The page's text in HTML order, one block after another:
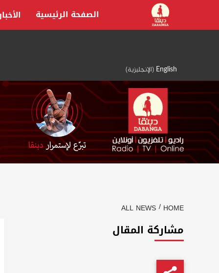
content
English
(الإنجليزية)
الصفحة الرئيسية
HOME
ALL NEWS
مشاركة المقال